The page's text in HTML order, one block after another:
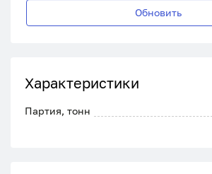
Обновить
Характеристики
Партия, тонн